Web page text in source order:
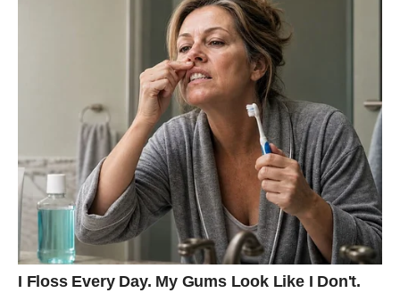
Subota je dan poruka, poziva, društva i iznenađenja.
Jedan razgovor može promeniti tok vikenda. Ako si u
vezi, pazi da ne govoriš „u šali“ ono što može da zaboli.
Slobodni Blizanci imaju velike šanse za novo poznanstvo
– i to kroz društvo, izlazak, internet ili slučajni susret.
Nedelja:
Nedelja nosi potrebu da se emocije poslože. Kao da ti
mozak radi brzo, ali srce traži jasne odgovore. Moguće je
da odlučiš da prekineš neku neizvesnost.